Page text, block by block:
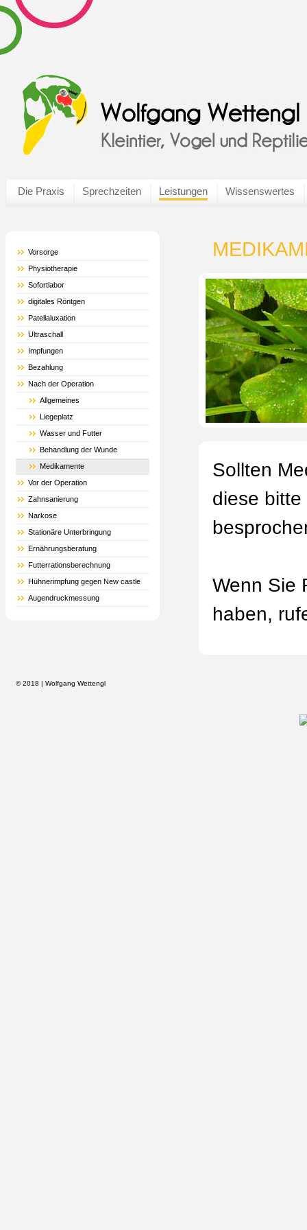
Die Praxis Sprechzeiten Leistungen Wissenswertes
Vorsorge
Physiotherapie
Sofortlabor
digitales Röntgen
Patellaluxation
Ultraschall
Impfungen
Bezahlung
Nach der Operation
Allgemeines
Liegeplatz
Wasser und Futter
Behandlung der Wunde
Medikamente
Vor der Operation
Zahnsanierung
Narkose
Stationäre Unterbringung
Ernährungsberatung
Futterrationsberechnung
Hühnerimpfung gegen New castle
Augendruckmessung
Sollten
diese
Wenn Sie
haben,
© 2018 | Wolfgang Wettengl